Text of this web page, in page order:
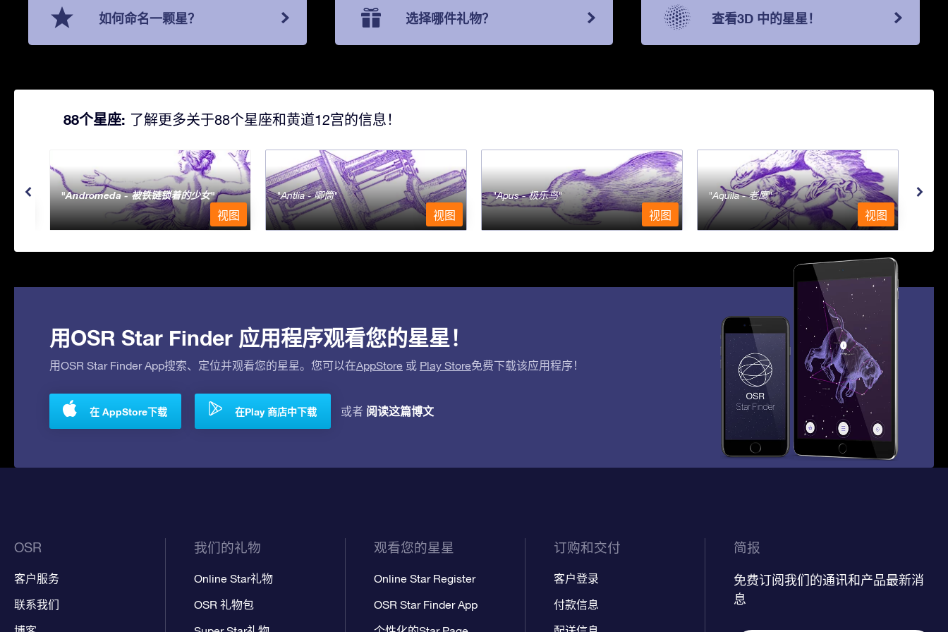
如何命名一颗星？ 选择哪件礼物？ 查看3D 中的星星！
88个星座: 了解更多关于88个星座和黄道12宫的信息！
Andromeda - 被铁链锁着的少女
视图
Antlia - 唧筒
视图
Apus - 极乐鸟
视图
Aquila - 老鹰
视图
用OSR Star Finder 应用程序观看您的星星！
用OSR Star Finder App搜索、定位并观看您的星星。您可以在AppStore 或 Play Store免费下载该应用程序！
在 AppStore下载 在Play 商店中下载 或者 阅读这篇博文
OSR
客户服务
联系我们
我们的礼物
Online Star礼物
OSR 礼物包
观看您的星星
Online Star Register
OSR Star Finder App
订购和交付
客户登录
付款信息
简报
免费订阅我们的通讯和产品最新消
息